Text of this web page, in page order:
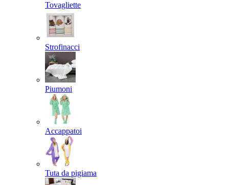
Tovagliette
Strofinacci
Piumoni
Accappatoi
Tuta da pigiama